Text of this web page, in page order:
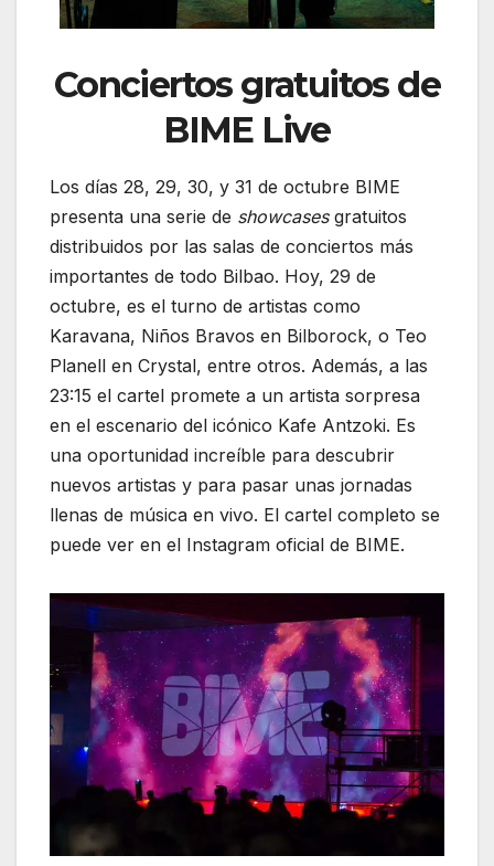
Conciertos gratuitos de
BIME Live
Los días 28, 29, 30, y 31 de octubre BIME
presenta una serie de showcases gratuitos
distribuidos por las salas de conciertos más
importantes de todo Bilbao. Hoy, 29 de
octubre, es el turno de artistas como
Karavana, Niños Bravos en Bilborock, o Teo
Planell en Crystal, entre otros. Además, a las
23:15 el cartel promete a un artista sorpresa
en el escenario del icónico Kafe Antzoki. Es
una oportunidad increíble para descubrir
nuevos artistas y para pasar unas jornadas
llenas de música en vivo. El cartel completo se
puede ver en el Instagram oficial de BIME.